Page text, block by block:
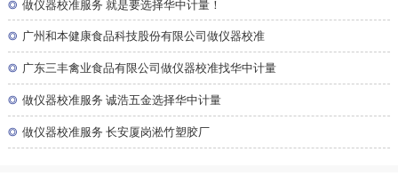
◎ 做仪器校准服务 就是要选择华中计量！
◎ 广州和本健康食品科技股份有限公司做仪器校准
◎ 广东三丰禽业食品有限公司做仪器校准找华中计量
◎ 做仪器校准服务 诚浩五金选择华中计量
◎ 做仪器校准服务 长安厦岗淞竹塑胶厂